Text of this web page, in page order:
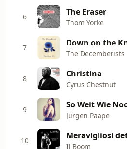
6 The Eraser
Thom Yorke
7 Down on the
The Decemberists
8 Christina
Cyrus Chestnut
9 So Weit Wie
Jürgen Paape
10 Meravigliosi
Il Boom